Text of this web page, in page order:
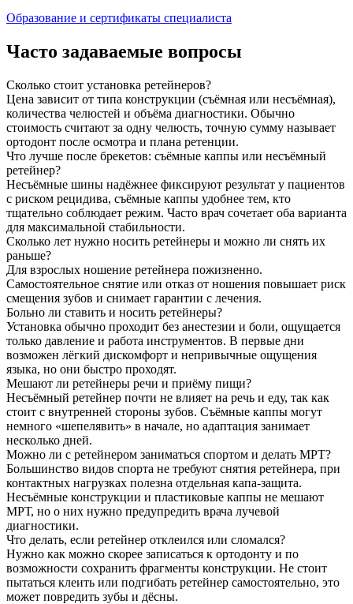
Образование и сертификаты специалиста
Часто задаваемые вопросы
Сколько стоит установка ретейнеров?
Цена зависит от типа конструкции (съёмная или несъёмная),
количества челюстей и объёма диагностики. Обычно
стоимость считают за одну челюсть, точную сумму называет
ортодонт после осмотра и плана ретенции.
Что лучше после брекетов: съёмные каппы или несъёмный
ретейнер?
Несъёмные шины надёжнее фиксируют результат у пациентов
с риском рецидива, съёмные каппы удобнее тем, кто
тщательно соблюдает режим. Часто врач сочетает оба варианта
для максимальной стабильности.
Сколько лет нужно носить ретейнеры и можно ли снять их
раньше?
Для взрослых ношение ретейнера пожизненно.
Самостоятельное снятие или отказ от ношения повышает риск
смещения зубов и снимает гарантии с лечения.
Больно ли ставить и носить ретейнеры?
Установка обычно проходит без анестезии и боли, ощущается
только давление и работа инструментов. В первые дни
возможен лёгкий дискомфорт и непривычные ощущения
языка, но они быстро проходят.
Мешают ли ретейнеры речи и приёму пищи?
Несъёмный ретейнер почти не влияет на речь и еду, так как
стоит с внутренней стороны зубов. Съёмные каппы могут
немного «шепелявить» в начале, но адаптация занимает
несколько дней.
Можно ли с ретейнером заниматься спортом и делать МРТ?
Большинство видов спорта не требуют снятия ретейнера, при
контактных нагрузках полезна отдельная капа-защита.
Несъёмные конструкции и пластиковые каппы не мешают
МРТ, но о них нужно предупредить врача лучевой
диагностики.
Что делать, если ретейнер отклеился или сломался?
Нужно как можно скорее записаться к ортодонту и по
возможности сохранить фрагменты конструкции. Не стоит
пытаться клеить или подгибать ретейнер самостоятельно, это
может повредить зубы и дёсны.